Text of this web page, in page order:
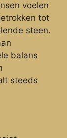
voelen
tot
steen.
balans
steeds